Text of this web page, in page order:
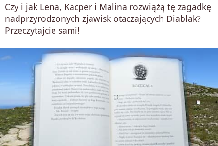
Czy i jak Lena, Kacper i Malina rozwiążą tę zagadkę
nadprzyrodzonych zjawisk otaczających Diablak?
Przeczytajcie sami!